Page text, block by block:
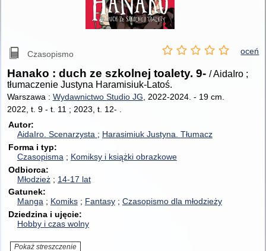
Czasopismo oceń
Hanako : duch ze szkolnej toalety. 9- / AidaIro ;
tłumaczenie Justyna Haramisiuk-Latoś.
Warszawa : Wydawnictwo Studio JG , 2022-2024. - 19 cm.
2022, t. 9 - t. 11 ; 2023, t. 12- .
Autor
AidaIro. Scenarzysta Harasimiuk Justyna. Tłumacz
Forma i typ
Czasopisma
Komiksy i książki obrazkowe
Odbiorca
Młodzież
14-17 lat
Gatunek
Manga
Komiks Fantasy
Czasopismo dla młodzieży
Dziedzina i ujęcie
Hobby i czas wolny
Pokaż streszczenie